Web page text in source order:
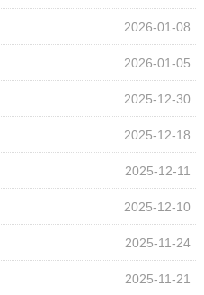
2026-01-08
2026-01-05
2025-12-30
2025-12-18
2025-12-11
2025-12-10
2025-11-24
2025-11-21